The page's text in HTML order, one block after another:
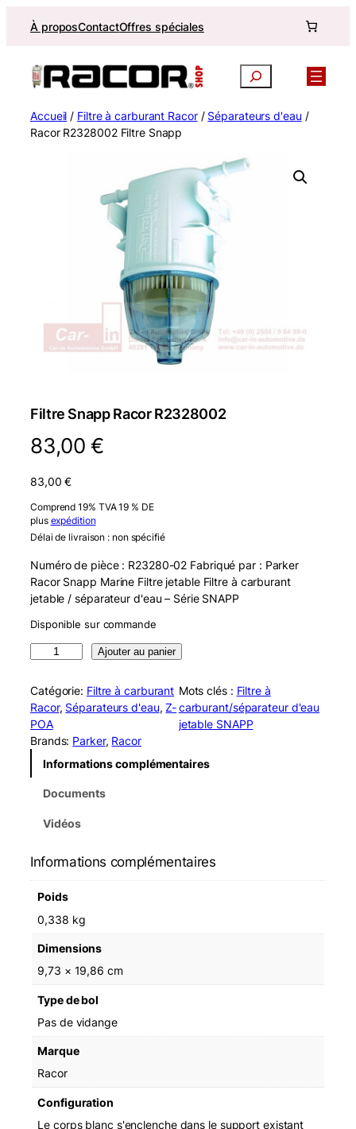
À proposContactOffres spéciales
Recherche
Accueil / Filtre à carburant Racor/ Séparateurs d'eau /
Racor R2328002 Filtre Snapp
Filtre Snapp Racor R2328002
83,00€
83,00€
Comprend 19% TVA 19 % DE
plus expédition
Délai de livraison : non spécifié
Numéro de pièce : R23280-02 Fabriqué par : Parker
Racor Snapp Marine Filtre jetable Filtre à carburant
jetable / séparateur d'eau – Série SNAPP
Disponible sur commande
a
n
t
i
t
o
r
3
0
S
p
Ajouter au panier
Catégorie: Filtre à carburant
Racor, Séparateurs d'eau, Z-
POA
Mots clés : Filtre à
carburant/séparateur d'eau
jetable SNAPP
Brands: Parker, Racor
Informations complémentaires
Documents
Vidéos
Informations complémentaires
Poids
0,338 kg
Dimensions
9,73 × 19,86 cm
Type de bol
Pas de vidange
Marque
Racor
Configuration
Le corps blanc s'enclenche dans le support existant